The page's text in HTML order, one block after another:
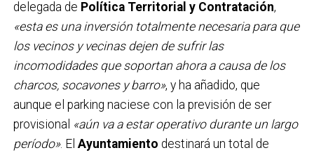
delegada de Política Territorial y Contratación,
«esta es una inversión totalmente necesaria para que
los vecinos y vecinas dejen de sufrir las
incomodidades que soportan ahora a causa de los
charcos, socavones y barro», y ha añadido, que
aunque el parking naciese con la previsión de ser
provisional «aún va a estar operativo durante un largo
período». El Ayuntamiento destinará un total de